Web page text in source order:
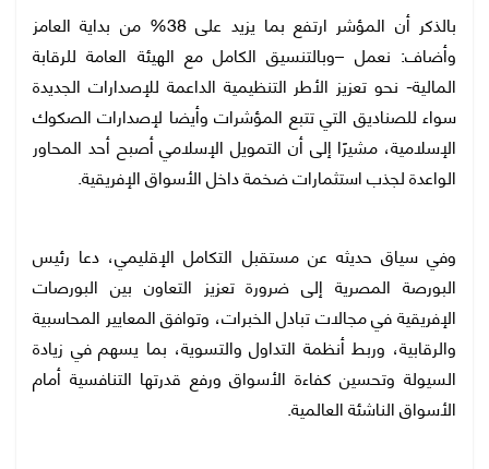
بالذكر أن المؤشر ارتفع بما يزيد على 38% من بداية العامز
وأضاف: نعمل –وبالتنسيق الكامل مع الهيئة العامة للرقابة
المالية- نحو تعزيز الأطر التنظيمية الداعمة للإصدارات الجديدة
سواء للصناديق التي تتبع المؤشرات وأيضا لإصدارات الصكوك
الإسلامية، مشيرًا إلى أن التمويل الإسلامي أصبح أحد المحاور
الواعدة لجذب استثمارات ضخمة داخل الأسواق الإفريقية.
وفي سياق حديثه عن مستقبل التكامل الإقليمي، دعا رئيس
البورصة المصرية إلى ضرورة تعزيز التعاون بين البورصات
الإفريقية في مجالات تبادل الخبرات، وتوافق المعايير المحاسبية
والرقابية، وربط أنظمة التداول والتسوية، بما يسهم في زيادة
السيولة وتحسين كفاءة الأسواق ورفع قدرتها التنافسية أمام
الأسواق الناشئة العالمية.